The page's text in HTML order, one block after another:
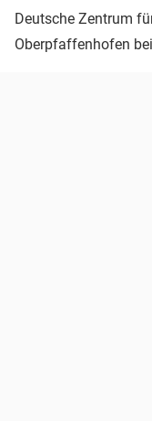
Deutsche Zentrum
Oberpfaffenhofen